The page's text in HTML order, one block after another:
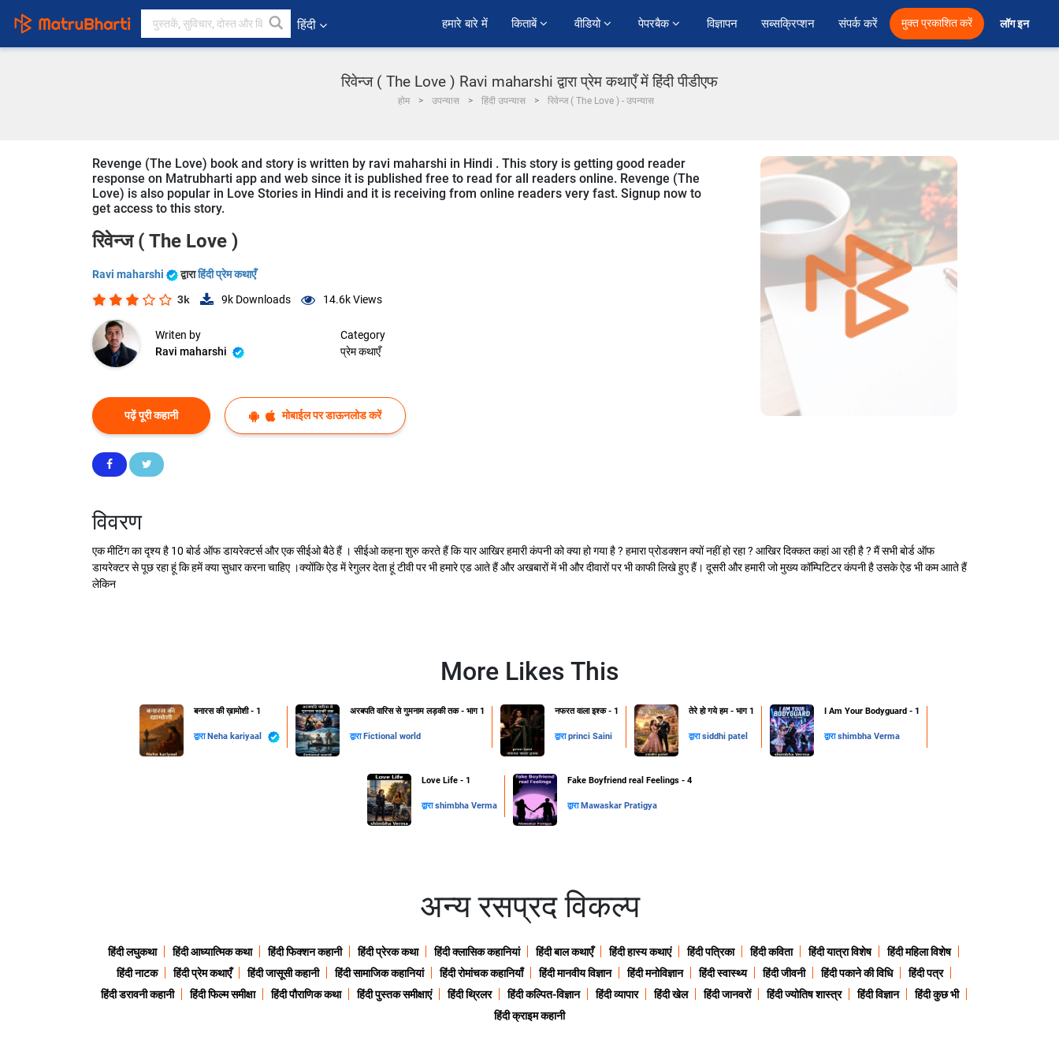
हिंदी हमारे बारे में किताबें वीडियो पेपरबैक विज्ञापन सब्सक्रिप्शन संपर्क करें मुक्त प्रकाशित करें लॉग इन
रिवेन्ज ( The Love ) Ravi maharshi द्वारा प्रेम कथाएँ में हिंदी पीडीएफ
होम उपन्यास हिंदी उपन्यास रिवेन्ज ( The Love ) - उपन्यास
Revenge (The Love) book and story is written by ravi maharshi in Hindi . This story is getting good reader
response on Matrubharti app and web since it is published free to read for all readers online. Revenge (The
Love) is also popular in Love Stories in Hindi and it is receiving from online readers very fast. Signup now to
get access to this story.
रिवेन्ज ( The Love )
Ravi maharshi द्वाराहिंदी प्रेम कथाएँ
3k 9k Downloads 14.6kViews
Writen by
Ravi maharshi
Category
प्रेम कथाएँ
पढ़ें पूरी कहानी मोबाईल पर डाऊनलोड करें
विवरण
एक मीटिंग का दृश्य है 10 बोर्ड ऑफ डायरेक्टर्स और एक सीईओ बैठे हैं । सीईओ कहना शुरु करते हैं कि यार आखिर हमारी कंपनी को क्या हो गया है ? हमारा प्रोडक्शन क्यों नहीं हो रहा ? आखिर दिक्कत कहां आ रही है ? मैं सभी बोर्ड ऑफ
डायरेक्टर से पूछ रहा हूं कि हमें क्या सुधार करना चाहिए ।क्योंकि ऐड में रेगुलर देता हूं टीवी पर भी हमारे एड आते हैं और अखबारों में भी और दीवारों पर भी काफी लिखे हुए हैं। दूसरी और हमारी जो मुख्य कॉम्पिटिटर कंपनी है उसके ऐड भी कम आाते हैं
लेकिन
More Likes This
बनारस की ख़ामोशी - 1
द्वारा Neha kariyaal
अरबपति वारिस से गुमनाम लड़की तक - भाग 1
द्वारा Fictional world
नफरत वाला इश्क - 1
द्वाराprinci Saini
तेरे हो गये हम - भाग 1
द्वाराsiddhi patel
I Am Your Bodyguard - 1
द्वाराshimbha Verma
Love Life - 1
द्वाराshimbha Verma
Fake Boyfriend real Feelings - 4
द्वारा Mawaskar Pratigya
अन्य रसप्रद विकल्प
हिंदी लघुकथा हिंदी आध्यात्मिक कथा हिंदी फिक्शन कहानी हिंदी प्रेरक कथा हिंदी क्लासिक कहानियां हिंदी बाल कथाएँ हिंदी हास्य कथाएं हिंदी पत्रिका हिंदी कविता हिंदी यात्रा विशेष
हिंदी महिला विशेष
हिंदी नाटक
हिंदी प्रेम कथाएँ हिंदी जासूसी कहानी हिंदी सामाजिक कहानियां हिंदी रोमांचक कहानियाँ हिंदी मानवीय विज्ञान हिंदी मनोविज्ञान हिंदी स्वास्थ्य हिंदी जीवनी हिंदी पकाने की विधि
हिंदी पत्र
हिंदी डरावनी कहानी
हिंदी फिल्म समीक्षा हिंदी पौराणिक कथा हिंदी पुस्तक समीक्षाएं हिंदी थ्रिलर हिंदी कल्पित-विज्ञान हिंदी व्यापार हिंदी खेल हिंदी जानवरों हिंदी ज्योतिष शास्त्र हिंदी विज्ञान
हिंदी कुछ भी
हिंदी क्राइम कहानी